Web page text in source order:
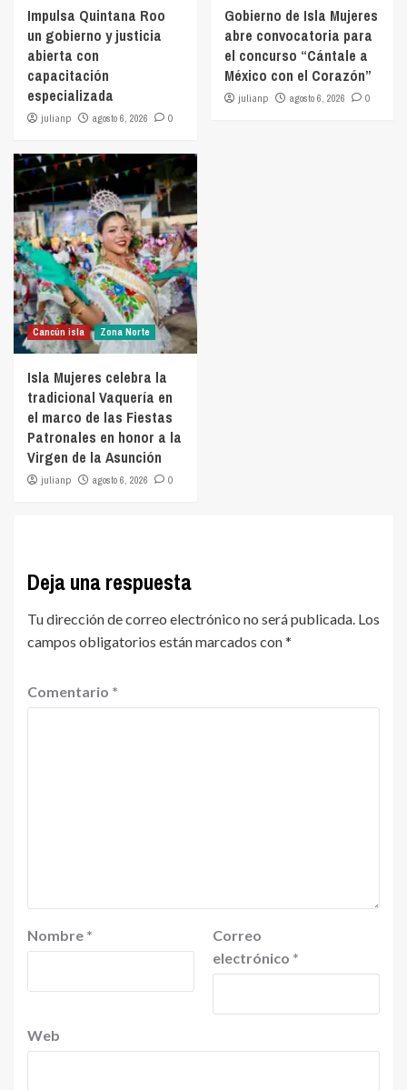
Impulsa Quintana Roo
un gobierno y justicia
abierta con
capacitación
especializada
julianp agosto 6, 2026 0
Gobierno de Isla Mujeres
abre convocatoria para
el concurso “Cántale a
México con el Corazón”
julianp agosto 6, 2026 0
Cancún isla Zona Norte
Isla Mujeres celebra la
tradicional Vaquería en
el marco de las Fiestas
Patronales en honor a la
Virgen de la Asunción
julianp agosto 6, 2026 0
Deja una respuesta
Tu dirección de correo electrónico no será publicada. Los
campos obligatorios están marcados con*
Comentario *
Nombre *
Correo
electrónico *
Web